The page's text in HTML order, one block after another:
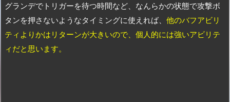
グランデでトリガーを待つ時間など、なんらかの状態で攻撃ボ
タンを押さないようなタイミングに使えれば、 他のバフアビリ
ティよりかはリターンが大きいので、個人的には強いアビリテ
ィだと思います。